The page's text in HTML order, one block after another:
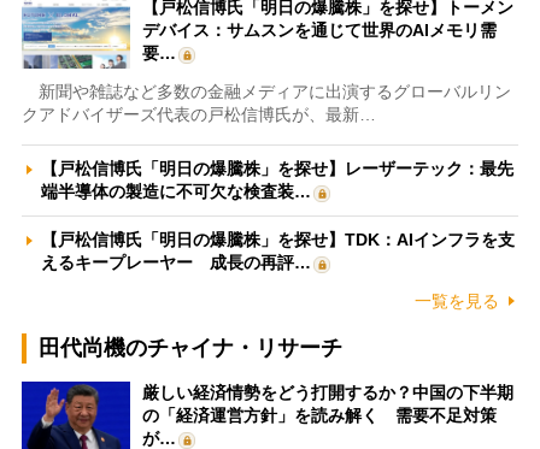
【戸松信博氏「明日の爆騰株」を探せ】トーメン
デバイス：サムスンを通じて世界のAIメモリ需
要…
新聞や雑誌など多数の金融メディアに出演するグローバルリン
クアドバイザーズ代表の戸松信博氏が、最新…
【戸松信博氏「明日の爆騰株」を探せ】レーザーテック：最先
端半導体の製造に不可欠な検査装…
【戸松信博氏「明日の爆騰株」を探せ】TDK：AIインフラを支
えるキープレーヤー 成長の再評…
一覧を見る
田代尚機のチャイナ・リサーチ
厳しい経済情勢をどう打開するか？中国の下半期
の「経済運営方針」を読み解く 需要不足対策
が…